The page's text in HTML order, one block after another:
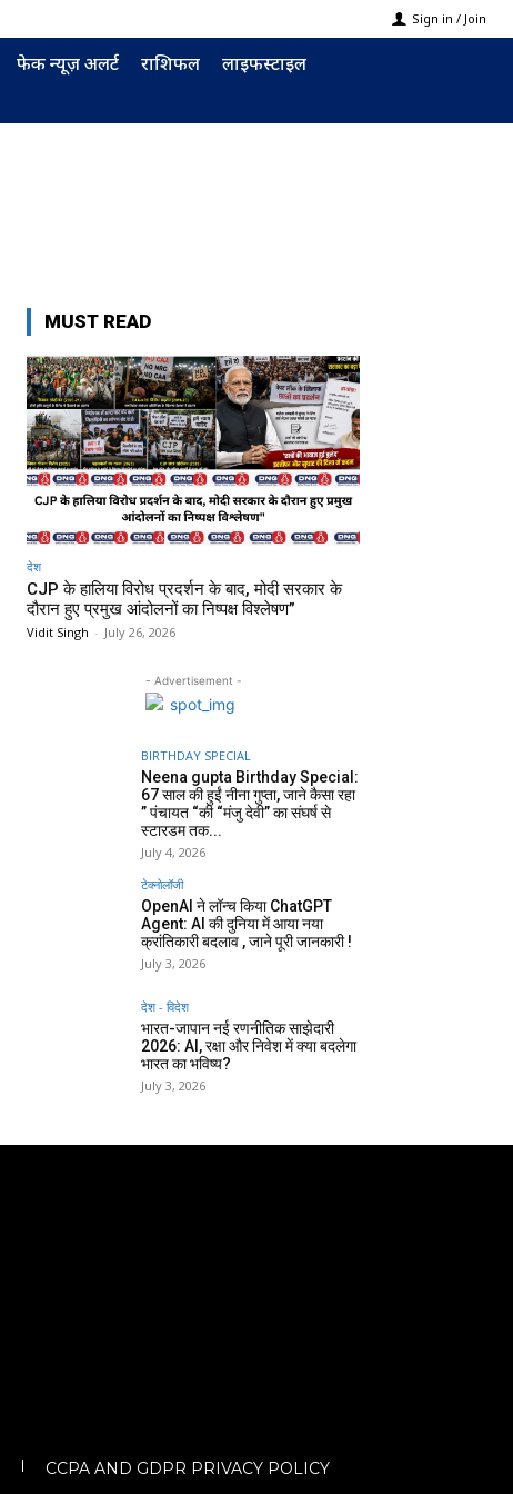
Sign in / Join
फेक न्यूज़ अलर्ट राशिफल लाइफस्टाइल
MUST READ
देश
CJP के हालिया विरोध प्रदर्शन के बाद, मोदी सरकार के
दौरान हुए प्रमुख आंदोलनों का निष्पक्ष विश्लेषण”
Vidit Singh - July 26, 2026
- Advertisement -
BIRTHDAY SPECIAL
Neena gupta Birthday Special:
67 साल की हुईं नीना गुप्ता, जाने कैसा रहा
” पंचायत “की “मंजु देवी” का संघर्ष से
स्टारडम तक...
July 4, 2026
टेक्नोलॉजी
OpenAI ने लॉन्च किया ChatGPT
Agent: AI की दुनिया में आया नया
क्रांतिकारी बदलाव , जाने पूरी जानकारी !
July 3, 2026
देश - विदेश
भारत-जापान नई रणनीतिक साझेदारी
2026: AI, रक्षा और निवेश में क्या बदलेगा
भारत का भविष्य?
July 3, 2026
CCPA AND GDPR PRIVACY POLICY